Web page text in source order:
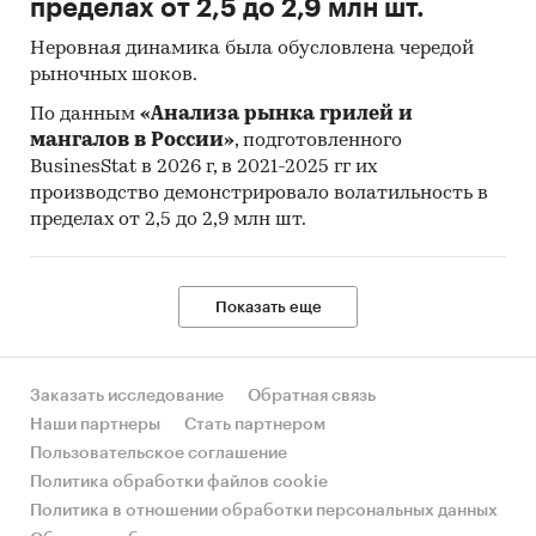
ценой в актуальный период, а также
средняя цена, медианная цена.
Исследование построено на основе данных
официальной статистики по cредним
потребительским ценам (тарифам) на товары и
услуги и индексам потребительских цен,
предоставляемых Федеральной службой
статистической системой (ЕМИСС). Приведены
потребительские цены по тем регионам, по
которым представлены данные в системе
ЕМИСС.
Согласно методологии Росстат средняя
потребительская цена (тариф) – это средняя
величина из уровней цен на товар (услугу)-
представитель, зарегистрированная в
пределах от 2,5 до 2,9 млн шт.
Неровная динамика была обусловлена чередой
рыночных шоков.
По данным «Анализа рынка грилей и
мангалов в России», подготовленного
BusinesStat в 2026 г, в 2021-2025 гг их
производство демонстрировало волатильность в
пределах от 2,5 до 2,9 млн шт.
Показать еще
Заказать исследование
Обратная связь
Наши партнеры
Стать партнером
Пользовательское соглашение
Политика обработки файлов cookie
Политика в отношении обработки персональных данных